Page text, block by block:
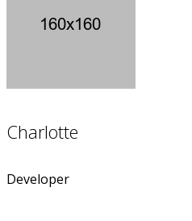
Charlotte
Developer